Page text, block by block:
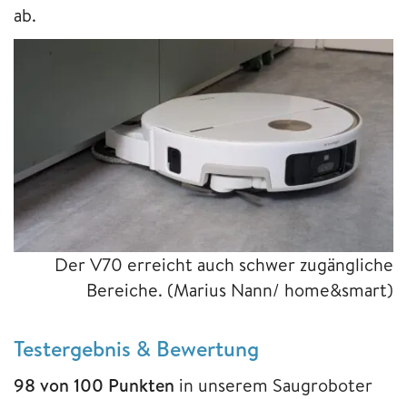
ab.
Der V70 erreicht auch schwer zugängliche
Bereiche. (Marius Nann/ home&smart)
Testergebnis & Bewertung
98 von 100 Punkten in unserem Saugroboter